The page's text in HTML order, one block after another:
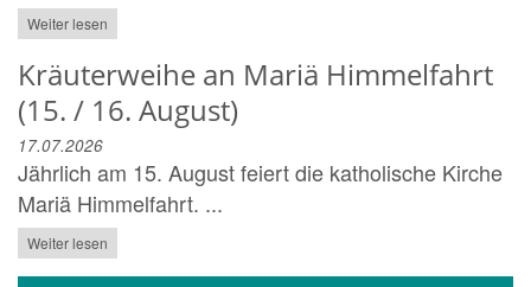
Weiter lesen
Kräuterweihe an Mariä Himmelfahrt
(15. / 16. August)
17.07.2026
Jährlich am 15. August feiert die katholische Kirche
Mariä Himmelfahrt. ...
Weiter lesen